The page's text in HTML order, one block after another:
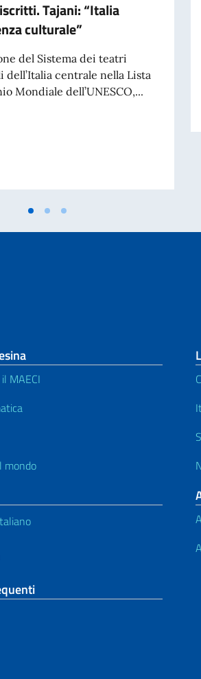
per inclusione e dialogo
Tajani: “Italia
culturale”
del Sistema dei teatri
centrale nella Lista
Mondiale dell’UNESCO,...
mondiale UNESCO: con l’iscrizione dei
MAECI
mondo